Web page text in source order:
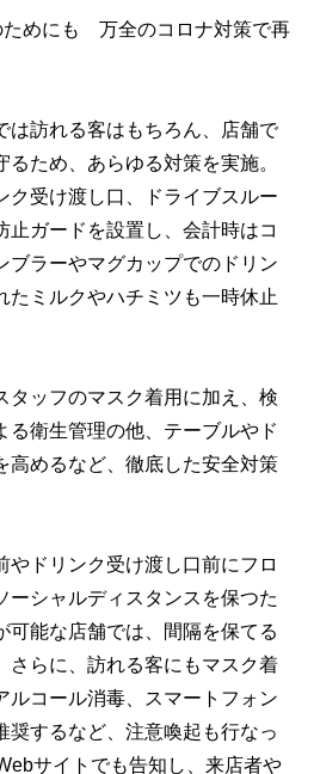
ためにも 万全のコロナ対策で再
訪れる客はもちろん、店舗で
ため、あらゆる対策を実施。
ク受け渡し口、ドライブスルー
止ガードを設置し、会計時はコ
ブラーやマグカップでのドリン
たミルクやハチミツも一時休止
ッフのマスク着用に加え、検
る衛生管理の他、テーブルやド
高めるなど、徹底した安全対策
ドリンク受け渡し口前にフロ
ーシャルディスタンスを保つた
可能な店舗では、間隔を保てる
さらに、訪れる客にもマスク着
ルコール消毒、スマートフォン
奨するなど、注意喚起も行なっ
サイトでも告知し、来店者